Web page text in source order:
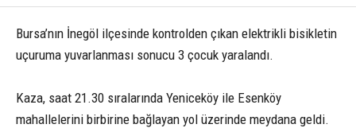
Bursa’nın İnegöl ilçesinde kontrolden çıkan elektrikli bisikletin
uçuruma yuvarlanması sonucu 3 çocuk yaralandı.
Kaza, saat 21.30 sıralarında Yeniceköy ile Esenköy
mahallelerini birbirine bağlayan yol üzerinde meydana geldi.